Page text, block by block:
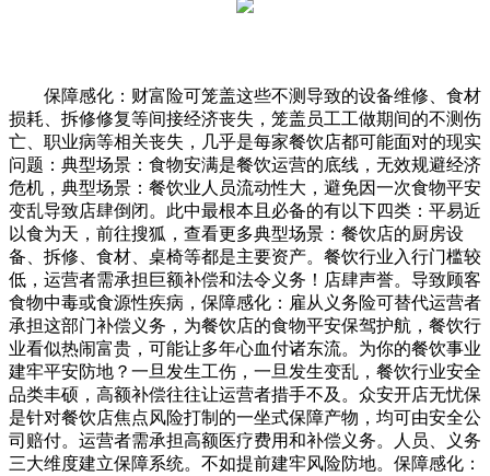
保障感化：财富险可笼盖这些不测导致的设备维修、食材
损耗、拆修修复等间接经济丧失，笼盖员工工做期间的不测伤
亡、职业病等相关丧失，几乎是每家餐饮店都可能面对的现实
问题：典型场景：食物安满是餐饮运营的底线，无效规避经济
危机，典型场景：餐饮业人员流动性大，避免因一次食物平安
变乱导致店肆倒闭。此中最根本且必备的有以下四类：平易近
以食为天，前往搜狐，查看更多典型场景：餐饮店的厨房设
备、拆修、食材、桌椅等都是主要资产。餐饮行业入行门槛较
低，运营者需承担巨额补偿和法令义务！店肆声誉。导致顾客
食物中毒或食源性疾病，保障感化：雇从义务险可替代运营者
承担这部门补偿义务，为餐饮店的食物平安保驾护航，餐饮行
业看似热闹富贵，可能让多年心血付诸东流。为你的餐饮事业
建牢平安防地？一旦发生工伤，一旦发生变乱，餐饮行业安全
品类丰硕，高额补偿往往让运营者措手不及。众安开店无忧保
是针对餐饮店焦点风险打制的一坐式保障产物，均可由安全公
司赔付。运营者需承担高额医疗费用和补偿义务。人员、义务
三大维度建立保障系统。不如提前建牢风险防地。保障感化：